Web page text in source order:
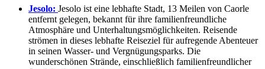
Jesolo: Jesolo ist eine lebhafte Stadt, 13 Meilen von Caorle
entfernt gelegen, bekannt für ihre familienfreundliche
Atmosphäre und Unterhaltungsmöglichkeiten. Reisende
strömen in dieses lebhafte Reiseziel für aufregende Abenteuer
in seinen Wasser- und Vergnügungsparks. Die
wunderschönen Strände, einschließlich familienfreundlicher